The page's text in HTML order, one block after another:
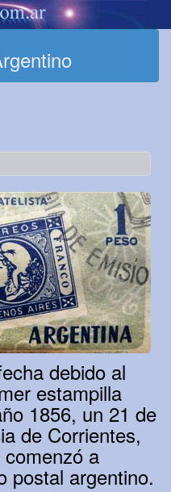
debido al
estampilla
1856, un 21 de
de Corrientes,
a
postal argentino.